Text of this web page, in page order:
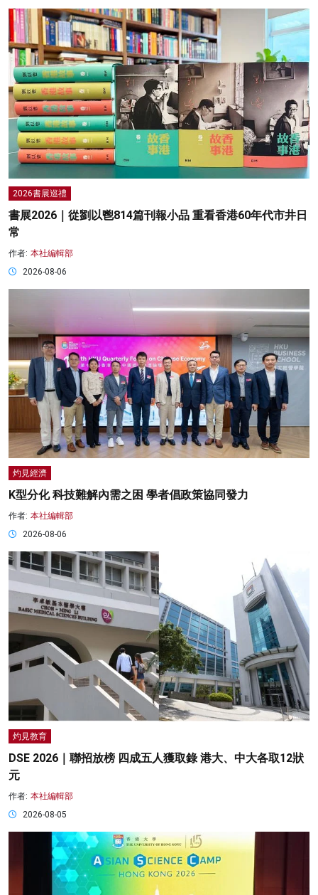
2026書展巡禮
書展2026｜從劉以鬯814篇刊報小品 重看香港60年代市井日
常
作者: 本社編輯部
2026-08-06
灼見經濟
K型分化 科技難解內需之困 學者倡政策協同發力
作者: 本社編輯部
2026-08-06
灼見教育
DSE 2026｜聯招放榜 四成五人獲取錄 港大、中大各取12狀
元
作者: 本社編輯部
2026-08-05